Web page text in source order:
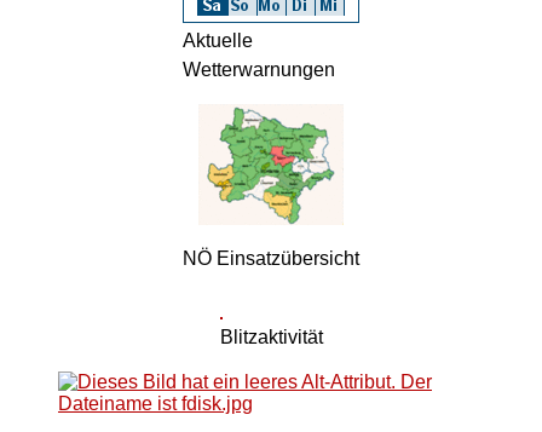
Aktuelle
Wetterwarnungen
NÖ Einsatzübersicht
Blitzaktivität